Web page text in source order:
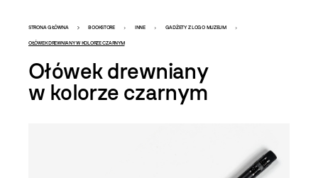
Bookstore
-
szablon
szczegóły
STRONA GŁÓWNA BOOKSTORE INNE GADŻETY Z LOGO MUZEUM
OŁÓWEK DREWNIANY W KOLORZE CZARNYM
Ołówek drewniany
w kolorze czarnym